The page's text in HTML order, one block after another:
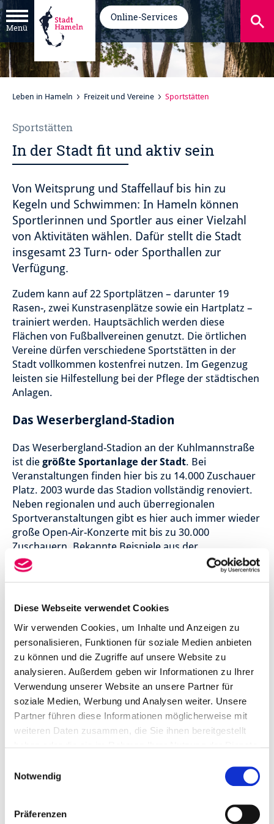
Diese Webseite verwendet Cookies
Wir verwenden Cookies, um Inhalte und Anzeigen zu
personalisieren, Funktionen für soziale Medien anbieten
zu können und die Zugriffe auf unsere Website zu
analysieren. Außerdem geben wir Informationen zu Ihrer
Verwendung unserer Website an unsere Partner für
soziale Medien, Werbung und Analysen weiter. Unsere
Partner führen diese Informationen möglicherweise mit
weiteren Daten zusammen, die Sie ihnen bereitgestellt
Notwendig
Präferenzen
Menü
Online-Services
Leben in Hameln Freizeit und Vereine Sportstätten
Sportstätten
In der Stadt fit und aktiv sein
Von Weitsprung und Staffellauf bis hin zu
Kegeln und Schwimmen: In Hameln können
Sportlerinnen und Sportler aus einer Vielzahl
von Aktivitäten wählen. Dafür stellt die Stadt
insgesamt 23 Turn- oder Sporthallen zur
Verfügung.
Zudem kann auf 22 Sportplätzen – darunter 19
Rasen-, zwei Kunstrasenplätze sowie ein Hartplatz –
trainiert werden. Hauptsächlich werden diese
Flächen von Fußballvereinen genutzt. Die örtlichen
Vereine dürfen verschiedene Sportstätten in der
Stadt vollkommen kostenfrei nutzen. Im Gegenzug
leisten sie Hilfestellung bei der Pflege der städtischen
Anlagen.
Das Weserbergland-Stadion
Das Weserbergland-Stadion an der Kuhlmannstraße
ist die größte Sportanlage der Stadt. Bei
Veranstaltungen finden hier bis zu 14.000 Zuschauer
Platz. 2003 wurde das Stadion vollständig renoviert.
Neben regionalen und auch überregionalen
Sportveranstaltungen gibt es hier auch immer wieder
große Open-Air-Konzerte mit bis zu 30.000
Zuschauern. Bekannte Beispiele aus der
Vergangenheit sind die Konzerte von Marius Müller-
Westernhagen, Peter Maffay, PUR und Michael
Weltmeisterschaft 2006 war das
französischen Fußballnationalmannschaft.
Für spezielle Sportarten wie zum Beispiel Kegeln,
Reiten und Schießen aber auch Bowling und Lasertag
stehen Sportstätten zur Verfügung, die entweder
unter Vereinsträgerschaft stehen oder von privaten
Betreibern angeboten werden.
In unserer Karte finden Sie einen Großteil der
sich die Adresse der Hallen und Plätze anzeigen